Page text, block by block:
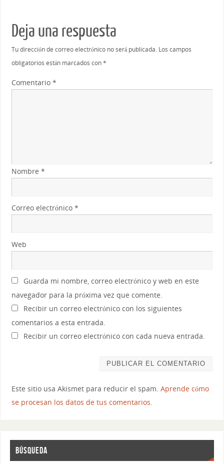
Deja una respuesta
Tu dirección de correo electrónico no será publicada. Los campos
obligatorios están marcados con*
Comentario *
Nombre *
Correo electrónico *
Web
Guarda mi nombre, correo electrónico y web en este
navegador para la próxima vez que comente.
Recibir un correo electrónico con los siguientes
comentarios a esta entrada.
Recibir un correo electrónico con cada nueva entrada.
Este sitio usa Akismet para reducir el spam. Aprende cómo
se procesan los datos de tus comentarios.
BÚSQUEDA